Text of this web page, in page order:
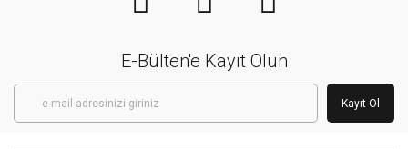
E-Bülten'e Kayıt Olun
Kayıt Ol